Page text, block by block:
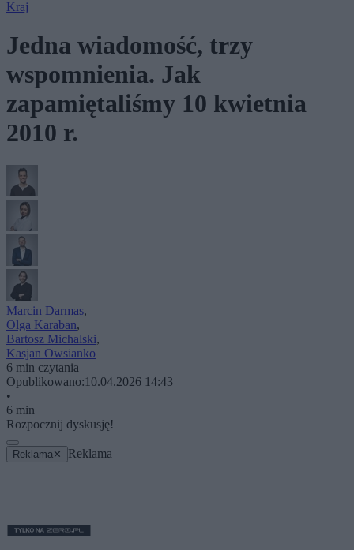
Kraj
Jedna wiadomość, trzy
wspomnienia. Jak
zapamiętaliśmy 10 kwietnia
2010 r.
Marcin Darmas,
Olga Karaban,
Bartosz Michalski,
Kasjan Owsianko
6 min czytania
Opublikowano:10.04.2026 14:43
•
6 min
Rozpocznij dyskusję!
Reklama ✕ Reklama